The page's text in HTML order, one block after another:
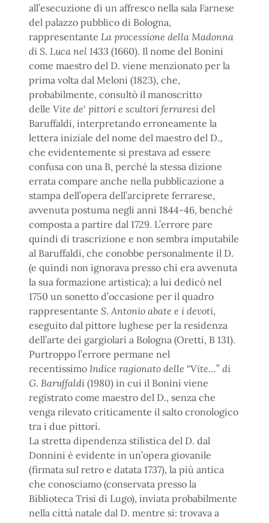
all’esecuzione di un affresco nella sala Farnese
del palazzo pubblico di Bologna,
rappresentante La processione della Madonna
di S. Luca nel 1433 (1660). Il nome del Bonini
come maestro del D. viene menzionato per la
prima volta dal Meloni (1823), che,
probabilmente, consultò il manoscritto
delle Vite de‘ pittori e scultori ferraresi del
Baruffaldi, interpretando erroneamente la
lettera iniziale del nome del maestro del D.,
che evidentemente si prestava ad essere
confusa con una B, perché la stessa dizione
errata compare anche nella pubblicazione a
stampa dell’opera dell’arciprete ferrarese,
avvenuta postuma negli anni 1844-46, benché
composta a partire dal 1729. L’errore pare
quindi di trascrizione e non sembra imputabile
al Baruffaldi, che conobbe personalmente il D.
(e quindi non ignorava presso chi era avvenuta
la sua formazione artistica); a lui dedicò nel
1750 un sonetto d’occasione per il quadro
rappresentante S. Antonio abate e i devoti,
eseguito dal pittore lughese per la residenza
dell’arte dei gargiolari a Bologna (Oretti, B 131).
Purtroppo l’errore permane nel
recentissimo Indice ragionato delle “Vite…” di
G. Baruffaldi (1980) in cui il Bonini viene
registrato come maestro del D., senza che
venga rilevato criticamente il salto cronologico
tra i due pittori.
La stretta dipendenza stilistica del D. dal
Donnini è evidente in un’opera giovanile
(firmata sul retro e datata 1737), la più antica
che conosciamo (conservata presso la
Biblioteca Trisi di Lugo), inviata probabilmente
nella città natale dal D. mentre si: trovava a